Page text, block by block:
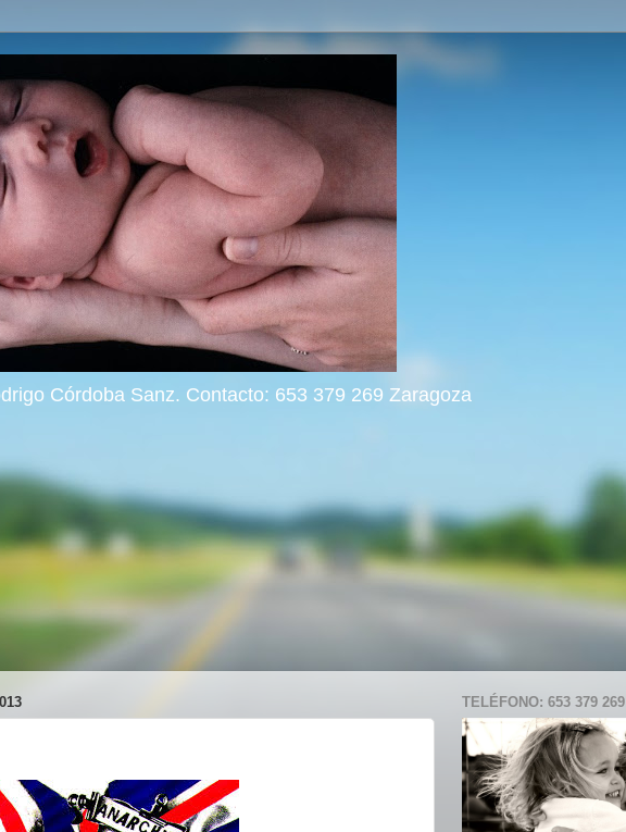
Córdoba Sanz. Contacto: 653 379 269 Zaragoza
TELÉFONO: 653 379 269